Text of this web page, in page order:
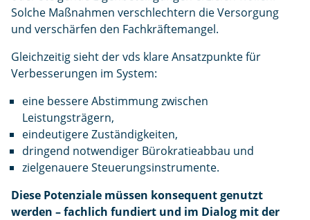
Solche Maßnahmen verschlechtern die Versorgung
und verschärfen den Fachkräftemangel.
Gleichzeitig sieht der vds klare Ansatzpunkte für
Verbesserungen im System:
eine bessere Abstimmung zwischen
Leistungsträgern,
eindeutigere Zuständigkeiten,
dringend notwendiger Bürokratieabbau und
zielgenauere Steuerungsinstrumente.
Diese Potenziale müssen konsequent genutzt
werden – fachlich fundiert und im Dialog mit der